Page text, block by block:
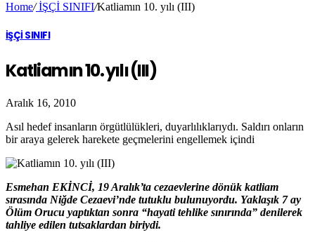
Home/İŞÇİ SINIFI/Katliamın 10. yılı (III)
İŞÇİ SINIFI
Katliamın 10. yılı (III)
Aralık 16, 2010
Asıl hedef insanların örgütlülükleri, duyarlılıklarıydı. Saldırı onların
bir araya gelerek harekete geçmelerini engellemek içindi
Esmehan EKİNCİ, 19 Aralık’ta cezaevlerine dönük katliam
sırasında Niğde Cezaevi’nde tutuklu bulunuyordu. Yaklaşık 7 ay
Ölüm Orucu yaptıktan sonra “hayati tehlike sınırında” denilerek
tahliye edilen tutsaklardan biriydi.